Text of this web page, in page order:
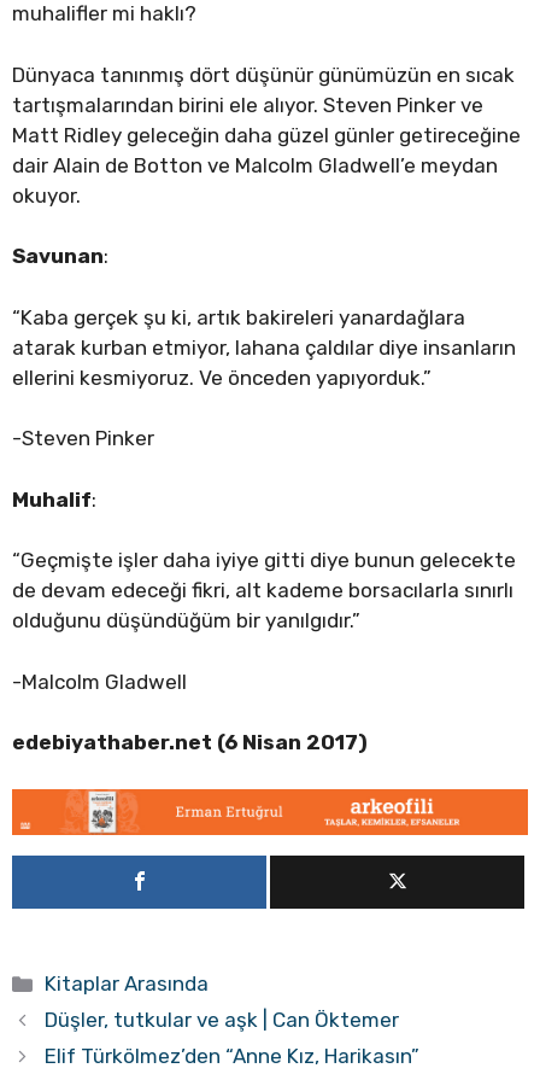
muhalifler mi haklı?
Dünyaca tanınmış dört düşünür günümüzün en sıcak
tartışmalarından birini ele alıyor. Steven Pinker ve
Matt Ridley geleceğin daha güzel günler getireceğine
dair Alain de Botton ve Malcolm Gladwell’e meydan
okuyor.
Savunan:
“Kaba gerçek şu ki, artık bakireleri yanardağlara
atarak kurban etmiyor, lahana çaldılar diye insanların
ellerini kesmiyoruz. Ve önceden yapıyorduk.”
-Steven Pinker
Muhalif:
“Geçmişte işler daha iyiye gitti diye bunun gelecekte
de devam edeceği fikri, alt kademe borsacılarla sınırlı
olduğunu düşündüğüm bir yanılgıdır.”
-Malcolm Gladwell
edebiyathaber.net (6 Nisan 2017)
Kategoriler
Kitaplar Arasında
Düşler, tutkular ve aşk | Can Öktemer
Elif Türkölmez’den “Anne Kız, Harikasın”